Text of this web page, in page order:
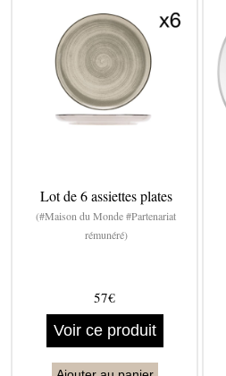
Lot de 6 assiettes plates
(#Maison du Monde #Partenariat
rémunéré)
57€
Voir ce produit